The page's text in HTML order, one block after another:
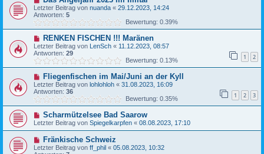
Letzter Beitrag von nuanda « 29.12.2023, 14:24
Antworten: 5
Bewertung: 0.39%
RENKEN FISCHEN !!! Maränen
Letzter Beitrag von LenSch « 11.12.2023, 08:57
Antworten: 29 1 2
Bewertung: 0.13%
Fliegenfischen im Mai/Juni an der Kyll
Letzter Beitrag von lohlohloh « 31.08.2023, 16:09
Antworten: 36 1 2 3
Bewertung: 0.35%
Scharmützelsee Bad Saarow
Letzter Beitrag von Spiegelkarpfen « 08.08.2023, 17:10
Fränkische Schweiz
Letzter Beitrag von ff_phil « 05.08.2023, 10:32